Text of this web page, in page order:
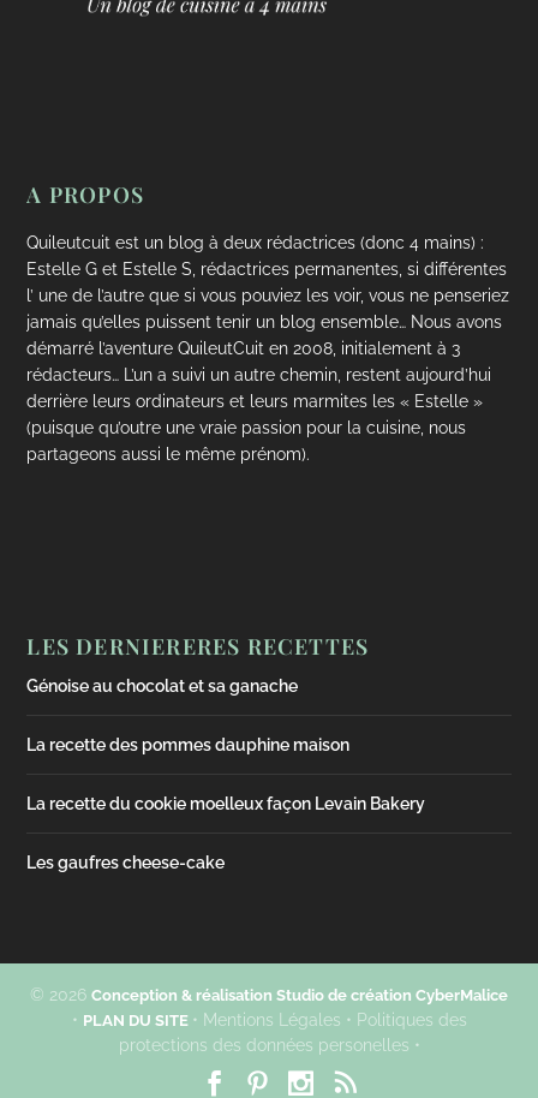
A PROPOS
Quileutcuit est un blog à deux rédactrices (donc 4 mains) :
Estelle G et Estelle S, rédactrices permanentes, si différentes
l’ une de l’autre que si vous pouviez les voir, vous ne penseriez
jamais qu’elles puissent tenir un blog ensemble… Nous avons
démarré l’aventure QuileutCuit en 2008, initialement à 3
rédacteurs… L’un a suivi un autre chemin, restent aujourd’hui
derrière leurs ordinateurs et leurs marmites les « Estelle »
(puisque qu’outre une vraie passion pour la cuisine, nous
partageons aussi le même prénom).
LES DERNIERERES RECETTES
Génoise au chocolat et sa ganache
La recette des pommes dauphine maison
La recette du cookie moelleux façon Levain Bakery
Les gaufres cheese-cake
© 2026 Conception & réalisation Studio de création CyberMalice
• PLAN DU SITE • Mentions Légales • Politiques des
protections des données personelles •